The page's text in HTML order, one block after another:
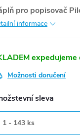
pro popisovač
informace
expedujeme
Možnosti doručení
sleva
1 - 143 ks